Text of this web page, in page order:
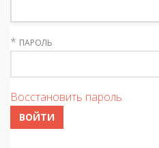
* ПАРОЛЬ
Восстановить пароль
ВОЙТИ